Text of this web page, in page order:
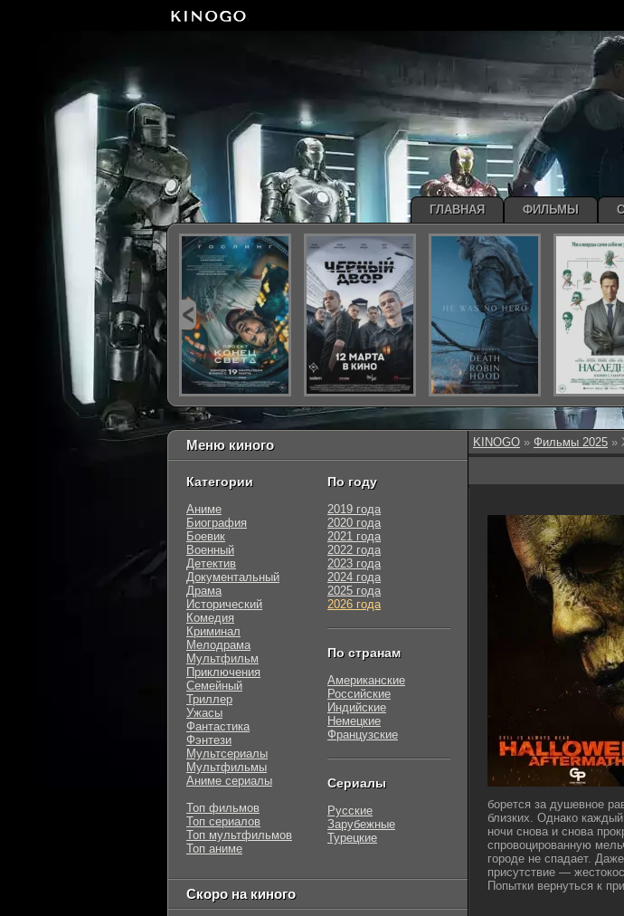
KINOGO » Фильмы 2025 »
борется за душевное
близких. Однако
ночи снова и снова
спровоцированную
городе не спадает.
присутствие —
Попытки вернуться к
Меню киного
Категории
Аниме
Биография
Боевик
Военный
Детектив
Документальный
Драма
Исторический
Комедия
Криминал
Мелодрама
Мультфильм
Приключения
Семейный
Триллер
Ужасы
Фантастика
Фэнтези
Мультсериалы
Мультфильмы
Аниме сериалы
Топ фильмов
Топ сериалов
Топ мультфильмов
Топ аниме
По году
2019 года
2020 года
2021 года
2022 года
2023 года
2024 года
2025 года
2026 года
По странам
Американские
Российские
Индийские
Немецкие
Французские
Сериалы
Русские
Зарубежные
Турецкие
Скоро на киного
ГЛАВНАЯ ФИЛЬМЫ